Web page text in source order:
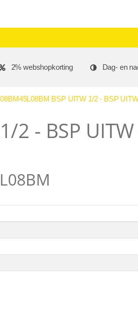
2% webshopkorting Dag- en
BSP UITW 1/2 - BSP
2 - BSP